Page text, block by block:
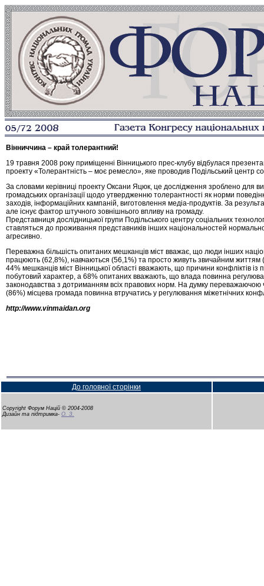
Вінниччина – край толерантний!
19 травня 2008 року приміщенні Вінницького прес-клубу відбулася
проекту «Толерантність – моє ремесло», яке проводив Подільський центр
За словами керівниці проекту Оксани Яцюк, це дослідження зроблено для
громадських організації щодо утвердженню толерантності як норми
заходів, інформаційних кампаній, виготовлення медіа-продуктів. За
але існує фактор штучного зовнішнього впливу на громаду.
Представниця дослідницької групи Подільського центру соціальних
ставляться до проживання представників інших національностей
агресивно.
Переважна більшість опитаних мешканців міст вважає, що люди інших
працюють (62,8%), навчаються (56,1%) та просто живуть звичайним життям
44% мешканців міст Вінницької області вважають, що причини конфліктів
побутовий характер, а 68% опитаних вважають, що влада повинна
законодавства з дотриманням всіх правових норм. На думку переважаючою
(86%) місцева громада повинна втручатись у регулювання міжетнічних
http://www.vinmaidan.org
До головної сторінки
Copyright Форум Націй © 2004-2008
Дизайн та підтримка- О. З.